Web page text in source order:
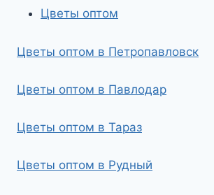
Цветы оптом
Цветы оптом в Петропавловск
Цветы оптом в Павлодар
Цветы оптом в Тараз
Цветы оптом в Рудный